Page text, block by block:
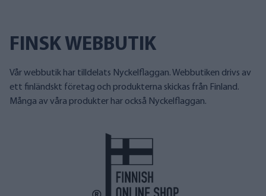
FINSK WEBBUTIK
Vår webbutik har tilldelats Nyckelflaggan. Webbutiken drivs av
ett finländskt företag och produkterna skickas från Finland.
Många av våra produkter har också Nyckelflaggan.